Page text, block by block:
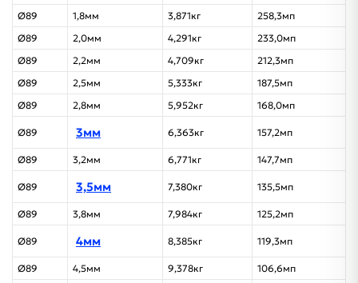
Ø89
1,8мм 3,871кг
258,3мп
Ø89
2,0мм 4,291кг
233,0мп
Ø89
2,2мм 4,709кг
212,3мп
Ø89
2,5мм 5,333кг
187,5мп
Ø89
2,8мм 5,952кг 168,0мп
Ø89 3мм 6,363кг 157,2мп
Ø89 3,2мм 6,771кг 147,7мп
Ø89 3,5мм 7,380кг 135,5мп
Ø89 3,8мм 7,984кг 125,2мп
Ø89 4мм 8,385кг 119,3мп
Ø89 4,5мм 9,378кг
106,6мп